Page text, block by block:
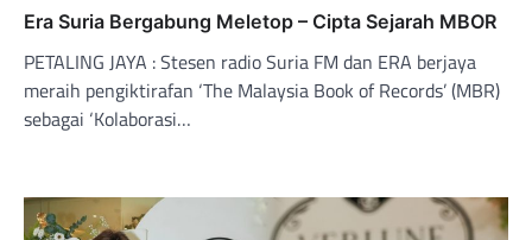
Era Suria Bergabung Meletop – Cipta Sejarah MBOR
PETALING JAYA : Stesen radio Suria FM dan ERA berjaya
meraih pengiktirafan ‘The Malaysia Book of Records’ (MBR)
sebagai ‘Kolaborasi…